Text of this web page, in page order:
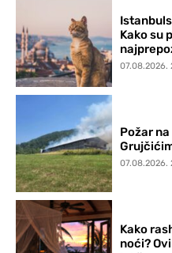
Kako su
07.08.2026.
Požar
07.08.2026.
Kako
noći?